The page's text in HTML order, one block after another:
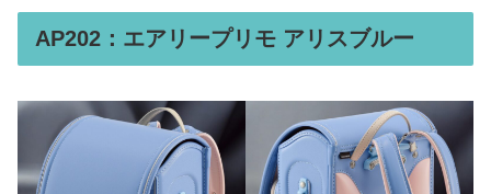
AP202：エアリープリモ アリスブルー